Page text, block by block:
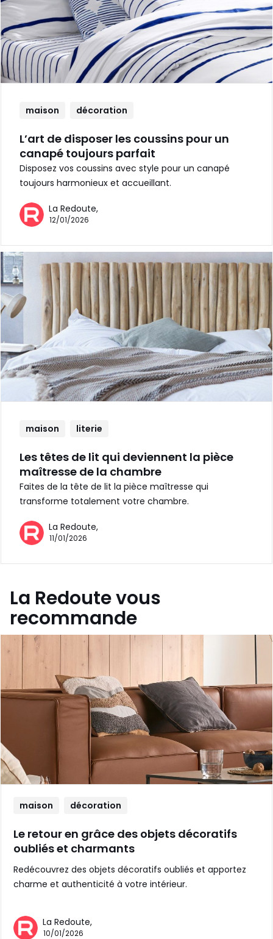
maison décoration
L’art de disposer les coussins pour un
canapé toujours parfait
Disposez vos coussins avec style pour un canapé
toujours harmonieux et accueillant.
La Redoute,
12/01/2026
maison literie
Les têtes de lit qui deviennent la pièce
maîtresse de la chambre
Faites de la tête de lit la pièce maîtresse qui
transforme totalement votre chambre.
La Redoute,
11/01/2026
La Redoute vous
recommande
maison décoration
Le retour en grâce des objets décoratifs
oubliés et charmants
Redécouvrez des objets décoratifs oubliés et apportez
charme et authenticité à votre intérieur.
La Redoute,
10/01/2026